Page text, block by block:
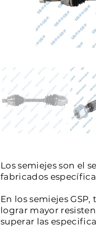
Los semiejes son el
fabricados
En los semiejes
lograr mayor
superar las